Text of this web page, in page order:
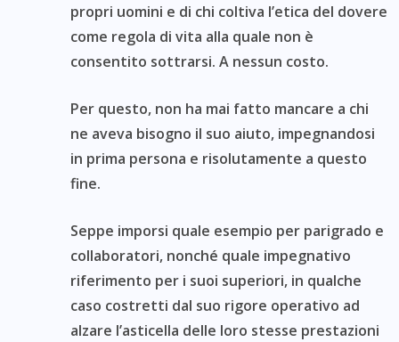
propri uomini e di chi coltiva l’etica del dovere
come regola di vita alla quale non è
consentito sottrarsi. A nessun costo.
Per questo, non ha mai fatto mancare a chi
ne aveva bisogno il suo aiuto, impegnandosi
in prima persona e risolutamente a questo
fine.
Seppe imporsi quale esempio per parigrado e
collaboratori, nonché quale impegnativo
riferimento per i suoi superiori, in qualche
caso costretti dal suo rigore operativo ad
alzare l’asticella delle loro stesse prestazioni